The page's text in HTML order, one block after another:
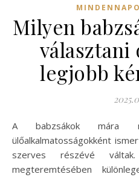
Milyen
választani
legjobb
A babzsákok mára nem csupán praktikus
ülőalkalmatosságokként
szerves részévé
megteremtésében